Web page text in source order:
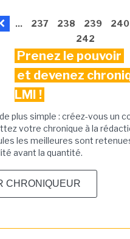
... 237 238 239 240
242
Prenez le pouvoir
et devenez
LMI !
plus simple : créez-vous un
votre chronique à la
les meilleures sont
avant la quantité.
CHRONIQUEUR